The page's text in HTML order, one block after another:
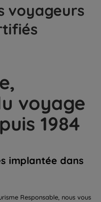
voyageurs
voyage
1984
implantée dans
Responsable, nous vous